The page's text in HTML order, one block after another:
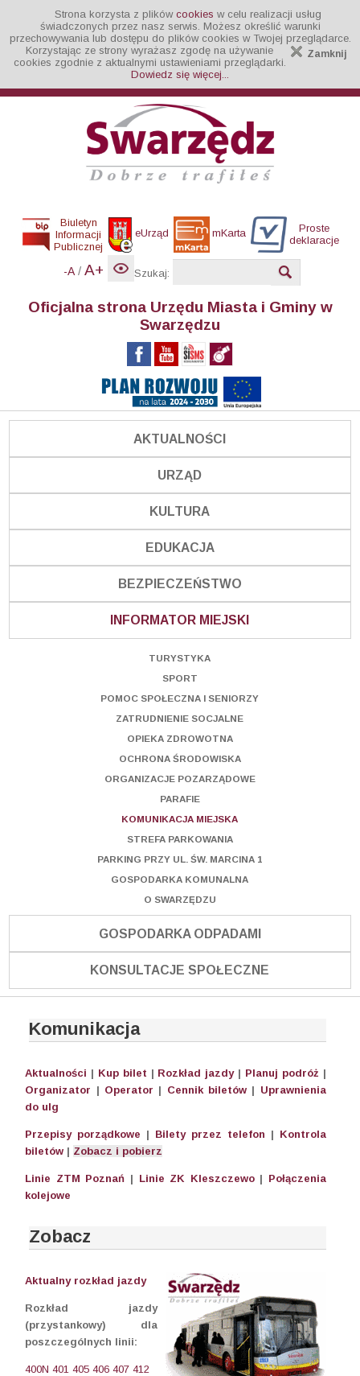
Strona korzysta z plików cookies w celu realizacji usług
świadczonych przez nasz serwis. Możesz określić warunki
przechowywania lub dostępu do plików cookies w Twojej przeglądarce.
Zamknij
Korzystając ze strony wyrażasz zgodę na używanie
cookies zgodnie z aktualnymi ustawieniami przeglądarki.
Dowiedz się więcej...
Biuletyn
Informacji
Publicznej
eUrząd mKarta
Proste
deklaracje
-A / A+ Szukaj:
Oficjalna strona Urzędu Miasta i Gminy w
Swarzędzu
AKTUALNOŚCI
URZĄD
KULTURA
EDUKACJA
BEZPIECZEŃSTWO
INFORMATOR MIEJSKI
TURYSTYKA
SPORT
POMOC SPOŁECZNA I SENIORZY
ZATRUDNIENIE SOCJALNE
OPIEKA ZDROWOTNA
OCHRONA ŚRODOWISKA
ORGANIZACJE POZARZĄDOWE
PARAFIE
KOMUNIKACJA MIEJSKA
STREFA PARKOWANIA
PARKING PRZY UL. ŚW. MARCINA 1
GOSPODARKA KOMUNALNA
O SWARZĘDZU
GOSPODARKA ODPADAMI
KONSULTACJE SPOŁECZNE
Komunikacja
Aktualności | Kup bilet | Rozkład jazdy| Planuj podróż |
Organizator | Operator | Cennik biletów | Uprawnienia
do ulg
Przepisy porządkowe | Bilety przez telefon | Kontrola
biletów | Zobacz i pobierz
Linie ZTM Poznań | Linie ZK Kleszczewo| Połączenia
kolejowe
Zobacz
Aktualny rozkład jazdy
Rozkład jazdy
(przystankowy) dla
poszczególnych linii:
400N 401 405 406 407 412